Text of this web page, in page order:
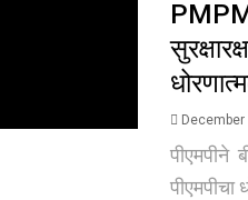
पीएमपीने